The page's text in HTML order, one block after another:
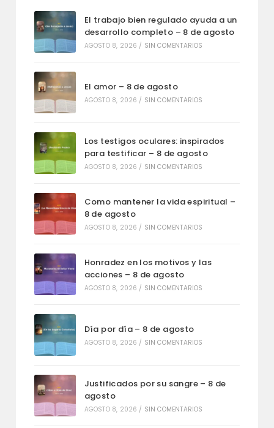
El trabajo bien regulado ayuda a un
desarrollo completo – 8 de agosto
AGOSTO 8, 2026 / SIN COMENTARIOS
El amor – 8 de agosto
AGOSTO 8, 2026 / SIN COMENTARIOS
Los testigos oculares: inspirados
para testificar – 8 de agosto
AGOSTO 8, 2026 / SIN COMENTARIOS
Como mantener la vida espiritual –
8 de agosto
AGOSTO 8, 2026 / SIN COMENTARIOS
Honradez en los motivos y las
acciones – 8 de agosto
AGOSTO 8, 2026 / SIN COMENTARIOS
Día por día – 8 de agosto
AGOSTO 8, 2026 / SIN COMENTARIOS
Justificados por su sangre – 8 de
agosto
AGOSTO 8, 2026 / SIN COMENTARIOS